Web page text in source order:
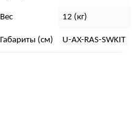
Вес 12 (кг)
Габариты (см) U-AX-RAS-SWKIT